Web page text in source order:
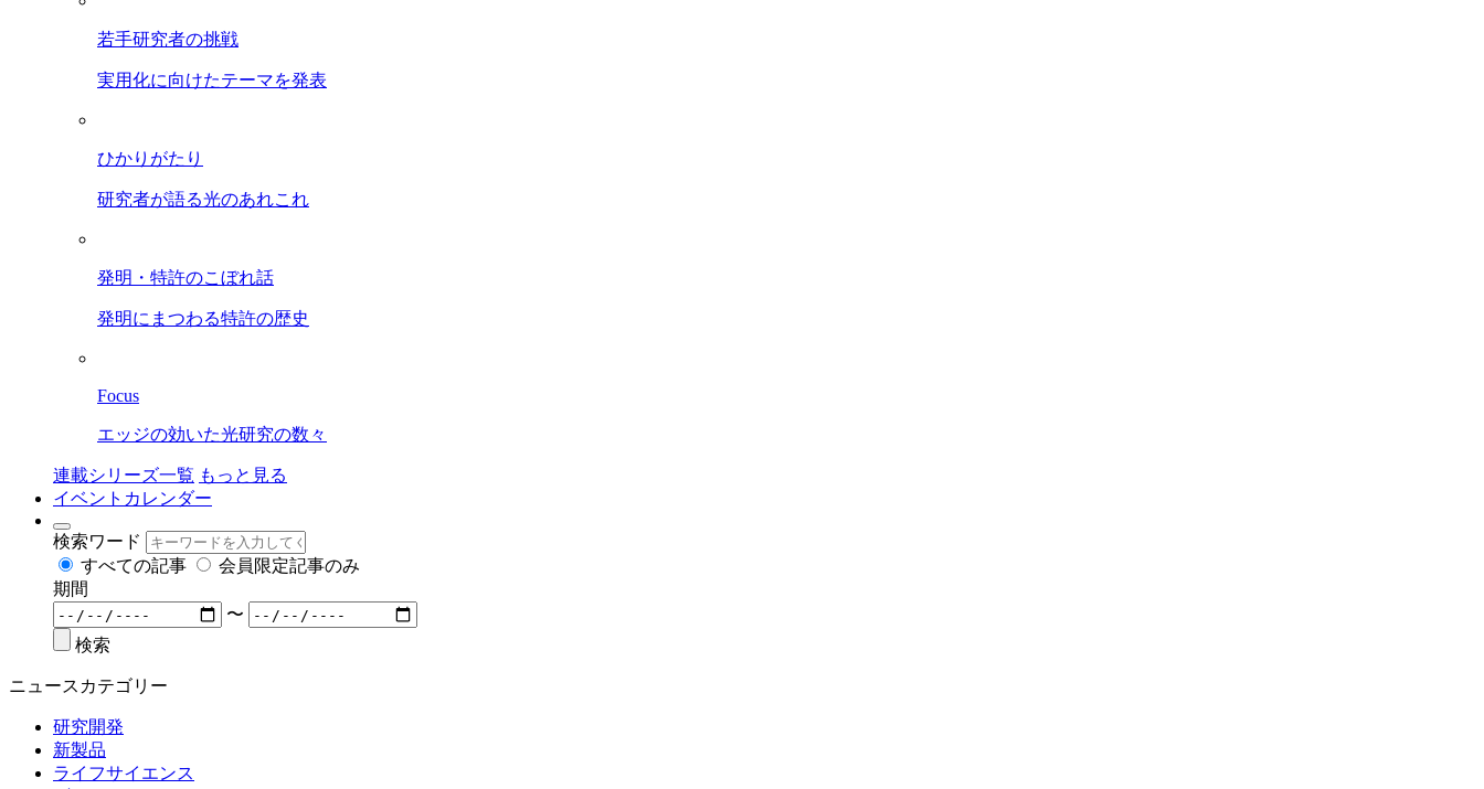
若手研究者の挑戦
実用化に向けたテーマを発表
ひかりがたり
研究者が語る光のあれこれ
発明・特許のこぼれ話
発明にまつわる特許の歴史
Focus
エッジの効いた光研究の数々
連載シリーズ一覧 もっと見る
イベントカレンダー
検索ワード
すべての記事
会員限定記事のみ
期間
〜
検索
ニュースカテゴリー
研究開発
新製品
ライフサイエンス